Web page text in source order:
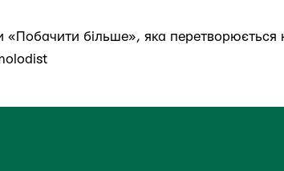
більше», яка перетворюється